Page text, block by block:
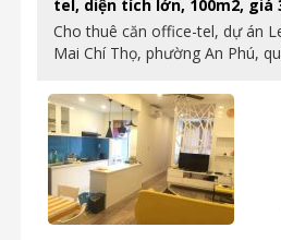
tel, diện tích lớn, 100m2,
Cho thuê căn office-tel, dự án
Mai Chí Thọ, phường An Phú,